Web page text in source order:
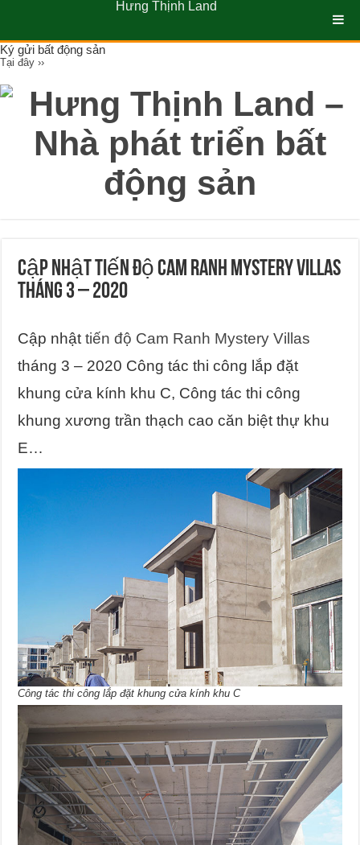
Ký gửi bất động sản
Tại đây ››
Cập nhật tiến độ Cam Ranh Mystery Villas
tháng 3 – 2020
Cập nhậttiến độ Cam Ranh Mystery Villas
tháng 3 – 2020 Công tác thi công lắp đặt
khung cửa kính khu C, Công tác thi công
khung xương trần thạch cao căn biệt thự khu
E…
Công tác thi công lắp đặt khung cửa kính khu C
Hưng Thịnh Land